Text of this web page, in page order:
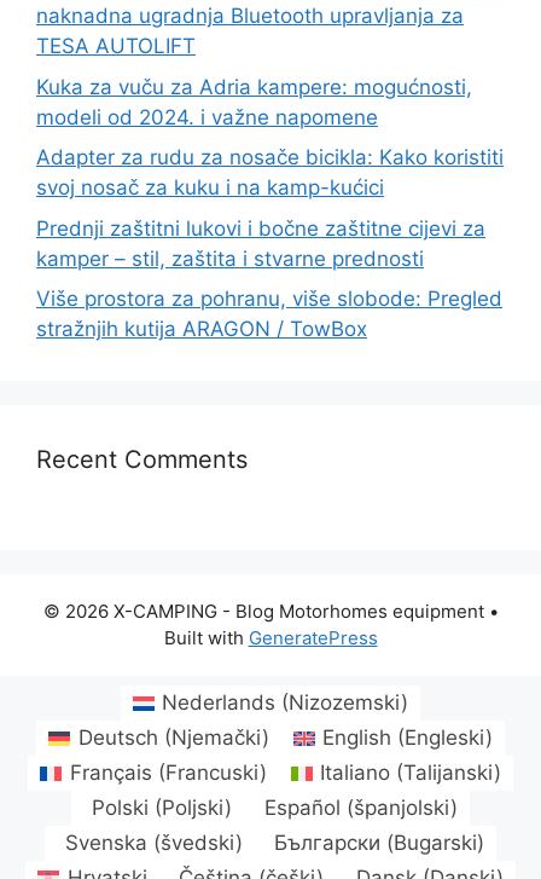
naknadna ugradnja Bluetooth upravljanja za
TESA AUTOLIFT
Kuka za vuču za Adria kampere: mogućnosti,
modeli od 2024. i važne napomene
Adapter za rudu za nosače bicikla: Kako koristiti
svoj nosač za kuku i na kamp-kućici
Prednji zaštitni lukovi i bočne zaštitne cijevi za
kamper – stil, zaštita i stvarne prednosti
Više prostora za pohranu, više slobode: Pregled
stražnjih kutija ARAGON / TowBox
Recent Comments
© 2026 X-CAMPING - Blog Motorhomes equipment•
Built with GeneratePress
Nederlands (Nizozemski)
Deutsch (Njemački) English (Engleski)
Français (Francuski) Italiano (Talijanski)
Polski (Poljski) Español (španjolski)
Svenska (švedski) Български (Bugarski)